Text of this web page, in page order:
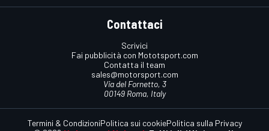
Contattaci
Scrivici
Fai pubblicità con Mototsport.com
Contatta il team
sales@motorsport.com
Via del Fornetto, 3
00149 Roma, Italy
Termini & CondizioniPolitica sui cookiePolitica sulla Privacy